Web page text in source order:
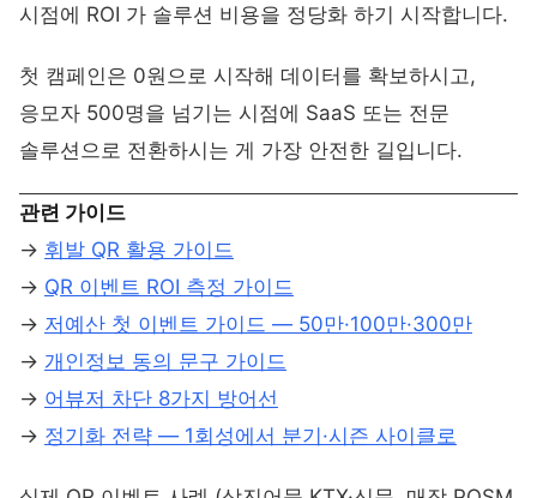
시점에 ROI 가 솔루션 비용을 정당화 하기 시작합니다.
첫 캠페인은 0원으로 시작해 데이터를 확보하시고,
응모자 500명을 넘기는 시점에 SaaS 또는 전문
솔루션으로 전환하시는 게 가장 안전한 길입니다.
관련 가이드
→ 휘발 QR 활용 가이드
→ QR 이벤트 ROI 측정 가이드
→ 저예산 첫 이벤트 가이드 — 50만·100만·300만
→ 개인정보 동의 문구 가이드
→ 어뷰저 차단 8가지 방어선
→ 정기화 전략 — 1회성에서 분기·시즌 사이클로